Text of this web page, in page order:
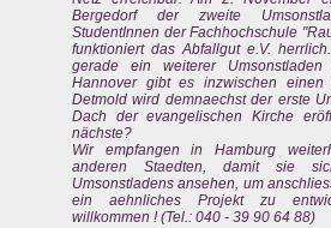
Bergedorf der zweite
StudentInnen der Fachhochschule
funktioniert das Abfallgut e.V.
gerade ein weiterer
Hannover gibt es inzwischen einen
Detmold wird demnaechst der erste
Dach der evangelischen Kirche
nächste?
Wir empfangen in Hamburg
anderen Staedten, damit sie
Umsonstladens ansehen, um
ein aehnliches Projekt zu
willkommen ! (Tel.: 040 - 39 90 64 88)